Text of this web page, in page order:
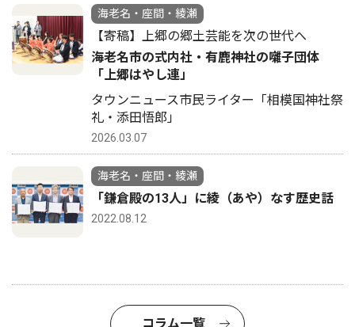
海老名・座間・綾瀬
【寄稿】上郷の郷土芸能を次の世代へ
海老名市の式内社・有鹿神社の囃子団体
「上郷はやし連」
タウンニュース市民ライター「相模国神社祭
礼・添田悟郎」
2026.03.07
海老名・座間・綾瀬
「鎌倉殿の13人」に綾（あや）なす歴史話
2022.08.12
コラム一覧